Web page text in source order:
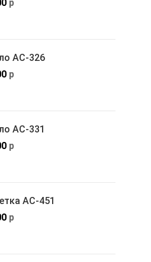
р
АС-326
р
АС-331
р
АС-451
р